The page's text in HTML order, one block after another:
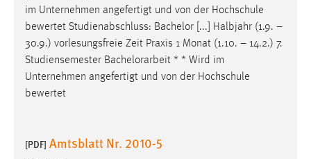
im Unternehmen angefertigt und von der Hochschule
bewertet Studienabschluss: Bachelor [...] Halbjahr (1.9. –
30.9.) vorlesungsfreie Zeit Praxis 1 Monat (1.10. – 14.2.) 7.
Studiensemester Bachelorarbeit * * Wird im
Unternehmen angefertigt und von der Hochschule
bewertet
[PDF] Amtsblatt Nr. 2010-5
Cookie Laufzeit:
Max. 13 Monate
MARKETING
Sie tun dies, indem sie Besucher über Websites
hinweg verfolgen.